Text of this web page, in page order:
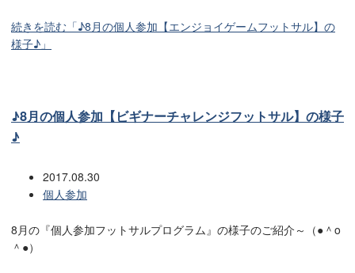
続きを読む「♪8月の個人参加【エンジョイゲームフットサル】の
様子♪」
♪8月の個人参加【ビギナーチャレンジフットサル】の様子
♪
2017.08.30
個人参加
8月の『個人参加フットサルプログラム』の様子のご紹介～（●＾o
＾●）